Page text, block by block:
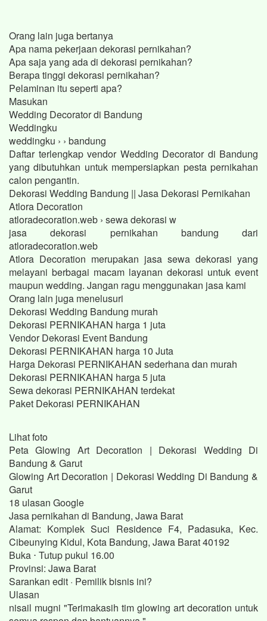
Orang lain juga bertanya
Apa nama pekerjaan dekorasi pernikahan?
Apa saja yang ada di dekorasi pernikahan?
Berapa tinggi dekorasi pernikahan?
Pelaminan itu seperti apa?
Masukan
Wedding Decorator di Bandung
Weddingku
weddingku › › bandung
Daftar terlengkap vendor Wedding Decorator di Bandung
yang dibutuhkan untuk mempersiapkan pesta pernikahan
calon pengantin.
Dekorasi Wedding Bandung || Jasa Dekorasi Pernikahan
Atlora Decoration
atloradecoration.web › sewa dekorasi w
jasa dekorasi pernikahan bandung dari
atloradecoration.web
Atlora Decoration merupakan jasa sewa dekorasi yang
melayani berbagai macam layanan dekorasi untuk event
maupun wedding. Jangan ragu menggunakan jasa kami
Orang lain juga menelusuri
Dekorasi Wedding Bandung murah
Dekorasi PERNIKAHAN harga 1 juta
Vendor Dekorasi Event Bandung
Dekorasi PERNIKAHAN harga 10 Juta
Harga Dekorasi PERNIKAHAN sederhana dan murah
Dekorasi PERNIKAHAN harga 5 juta
Sewa dekorasi PERNIKAHAN terdekat
Paket Dekorasi PERNIKAHAN
Lihat foto
Peta Glowing Art Decoration | Dekorasi Wedding Di
Bandung & Garut
Glowing Art Decoration | Dekorasi Wedding Di Bandung &
Garut
18 ulasan Google
Jasa pernikahan di Bandung, Jawa Barat
Alamat: Komplek Suci Residence F4, Padasuka, Kec.
Cibeunying Kidul, Kota Bandung, Jawa Barat 40192
Buka ⋅ Tutup pukul 16.00
Provinsi: Jawa Barat
Sarankan edit · Pemilik bisnis ini?
Ulasan
nisail mugni "Terimakasih tim glowing art decoration untuk